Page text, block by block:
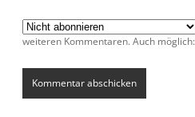
weiteren Kommentaren. Auch möglich: